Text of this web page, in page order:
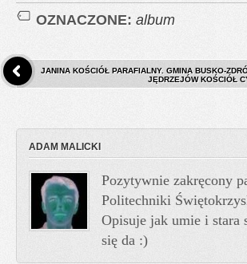
OZNACZONE: album
JANINA KOŚCIÓŁ PARAFIALNY. GMINA BUSKO-
JĘDRZEJÓW KOŚCIÓŁ
ADAM MALICKI
Pozytywnie zakręcony
Politechniki
Opisuje jak umie i stara
się da :)